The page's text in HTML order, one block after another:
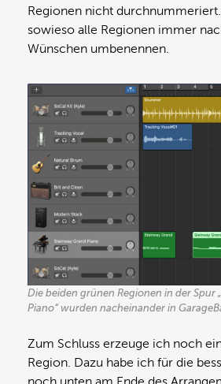
Regionen nicht
sowieso alle Regionen immer
Wünschen umbenennen.
Die beiden grünen Regionen in der Spur
Piano“ wurden nacheinander in
Zum Schluss erzeuge ich noch
Region. Dazu habe ich für die